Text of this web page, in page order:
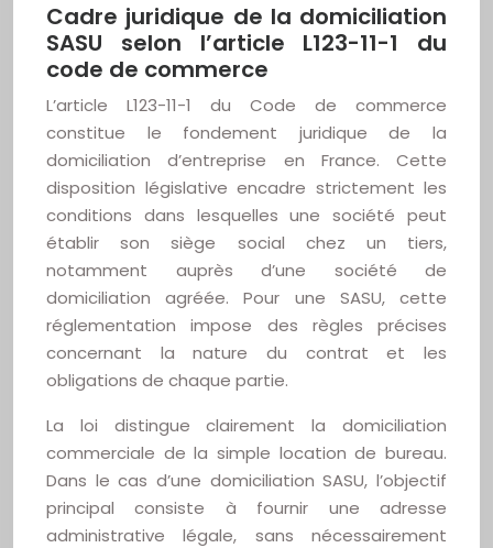
Cadre juridique de la domiciliation
SASU selon l’article L123-11-1 du
code de commerce
L’article L123-11-1 du Code de commerce
constitue le fondement juridique de la
domiciliation d’entreprise en France. Cette
disposition législative encadre strictement les
conditions dans lesquelles une société peut
établir son siège social chez un tiers,
notamment auprès d’une société de
domiciliation agréée. Pour une SASU, cette
réglementation impose des règles précises
concernant la nature du contrat et les
obligations de chaque partie.
La loi distingue clairement la domiciliation
commerciale de la simple location de bureau.
Dans le cas d’une domiciliation SASU, l’objectif
principal consiste à fournir une adresse
administrative légale, sans nécessairement